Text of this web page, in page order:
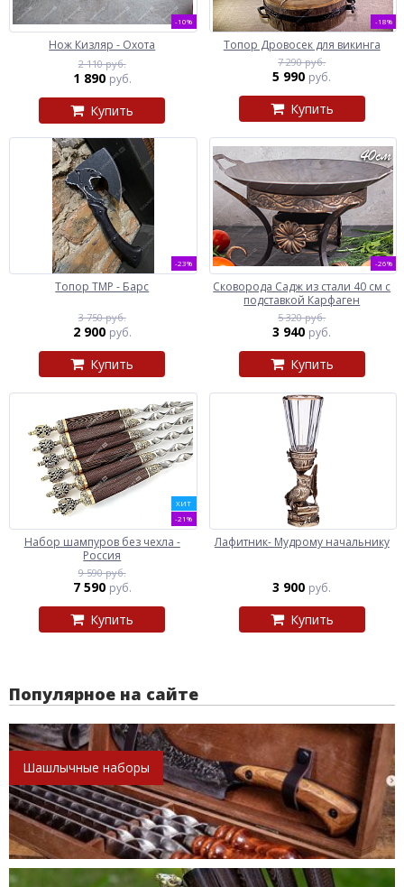
-10%
Нож Кизляр - Охота
2 110 руб.
1 890 руб.
Купить
-18%
Топор Дровосек для викинга
7 290 руб.
5 990 руб.
Купить
-23%
Топор ТМР - Барс
3 750 руб.
2 900 руб.
Купить
-26%
Сковорода Садж из стали 40 см с
подставкой Карфаген
5 320 руб.
3 940 руб.
Купить
ХИТ
-21%
Набор шампуров без чехла -
Россия
9 590 руб.
7 590 руб.
Купить
Лафитник- Мудрому начальнику
3 900 руб.
Купить
Популярное на сайте
Шашлычные наборы